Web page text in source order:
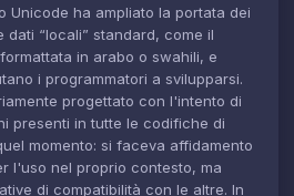
Unicode ha ampliato la portata dei
“locali” standard, come il
in arabo o swahili, e
i programmatori a svilupparsi.
progettato con l'intento di
presenti in tutte le codifiche di
momento: si faceva affidamento
l'uso nel proprio contesto, ma
di compatibilità con le altre. In